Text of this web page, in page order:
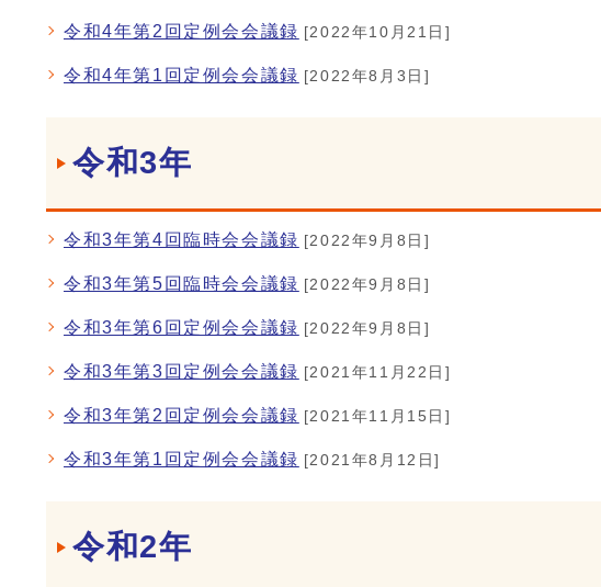
令和4年第2回定例会会議録 [2022年10月21日]
令和4年第1回定例会会議録 [2022年8月3日]
令和3年
令和3年第4回臨時会会議録 [2022年9月8日]
令和3年第5回臨時会会議録 [2022年9月8日]
令和3年第6回定例会会議録 [2022年9月8日]
令和3年第3回定例会会議録 [2021年11月22日]
令和3年第2回定例会会議録 [2021年11月15日]
令和3年第1回定例会会議録 [2021年8月12日]
令和2年